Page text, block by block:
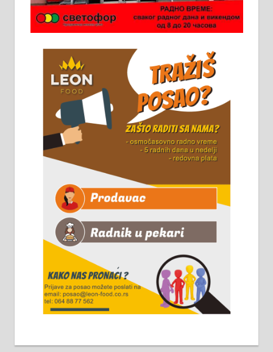
Потребна два радника за рад на
стоваришту „Липа промет” у
Алексинцу. За више
стовариште у улици Максима
Горког 26 сваког радног дана од
8 до 15 часова. 063/465-045
Чистим све врсте димњака.
061/32-13-445